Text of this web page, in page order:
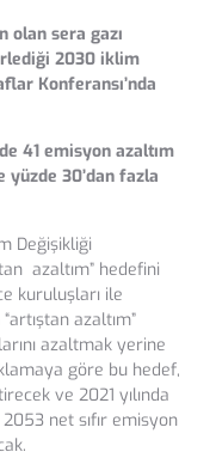
olan sera gazı
2030 iklim
Konferansı’nda
41 emisyon azaltım
yüzde 30’dan fazla
Değişikliği
azaltım” hedefini
kuruluşları ile
azaltım”
azaltmak yerine
göre bu hedef,
ve 2021 yılında
net sıfır emisyon